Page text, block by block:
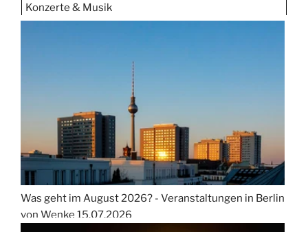
Konzerte & Musik
Was geht im August 2026? - Veranstaltungen in Berlin
von Wenke 15.07.2026